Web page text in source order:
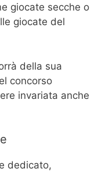
giocate secche o
giocate del
della sua
concorso
invariata anche
dedicato,